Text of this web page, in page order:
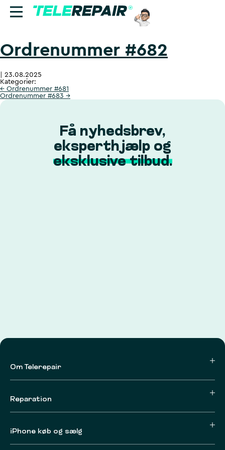
Reparation
Sælg
Find butik
Ring til os:
+45 70 60 55 90
Ordrenummer #682
23.08.2025
Kategorier:
← Ordrenummer #681
Ordrenummer #683 →
Få nyhedsbrev,
eksperthjælp og
eksklusive tilbud.
Om Telerepair
Reparation
iPhone køb og sælg